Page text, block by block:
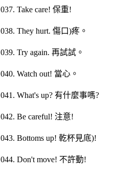
037. Take care! 保重!
038. They hurt. 傷口)疼。
039. Try again. 再試試。
040. Watch out! 當心。
041. What's up? 有什麼事嗎?
042. Be careful! 注意!
043. Bottoms up! 乾杯見底)!
044. Don't move! 不許動!